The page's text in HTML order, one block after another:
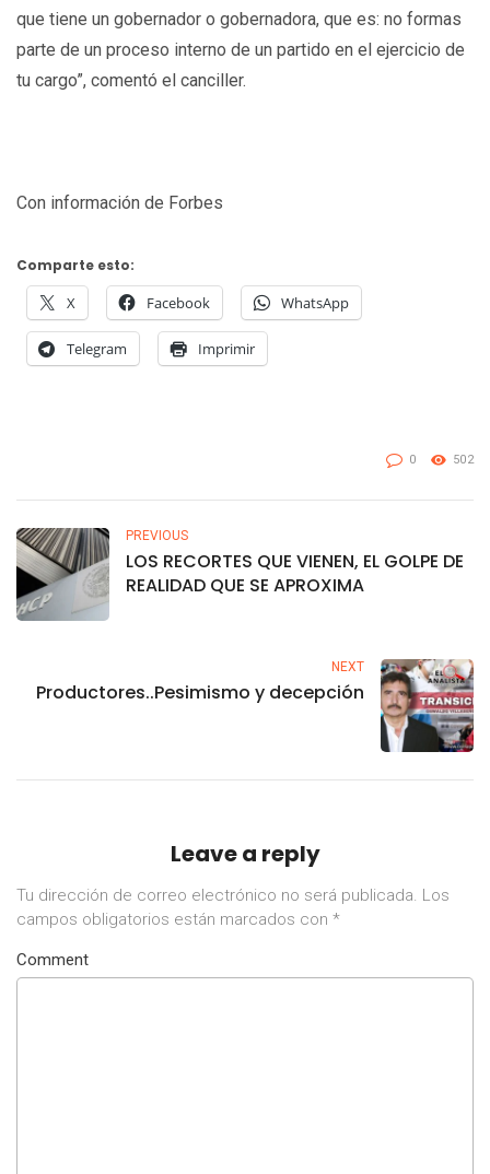
que tiene un gobernador o gobernadora, que es: no formas
parte de un proceso interno de un partido en el ejercicio de
tu cargo”, comentó el canciller.
Con información de Forbes
Comparte esto:
X Facebook WhatsApp
Telegram Imprimir
0 502
PREVIOUS
LOS RECORTES QUE VIENEN, EL GOLPE DE
REALIDAD QUE SE APROXIMA
NEXT
Productores..Pesimismo y decepción
Leave a reply
Tu dirección de correo electrónico no será publicada. Los
campos obligatorios están marcados con *
Comment